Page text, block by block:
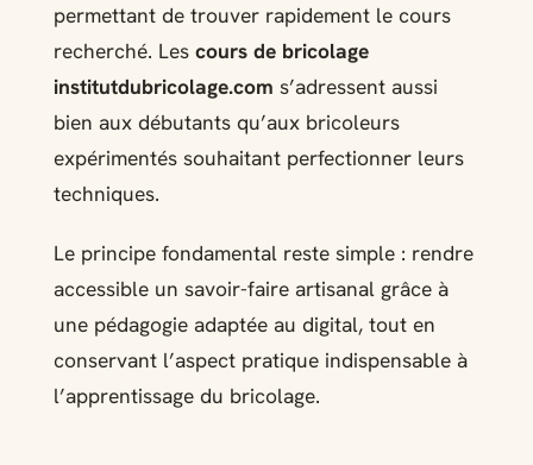
permettant de trouver rapidement le cours
recherché. Les cours de bricolage
institutdubricolage.com s’adressent aussi
bien aux débutants qu’aux bricoleurs
expérimentés souhaitant perfectionner leurs
techniques.
Le principe fondamental reste simple : rendre
accessible un savoir-faire artisanal grâce à
une pédagogie adaptée au digital, tout en
conservant l’aspect pratique indispensable à
l’apprentissage du bricolage.